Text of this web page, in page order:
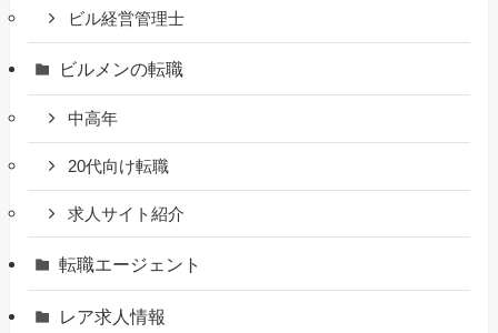
ビル経営管理士
ビルメンの転職
中高年
20代向け転職
求人サイト紹介
転職エージェント
レア求人情報